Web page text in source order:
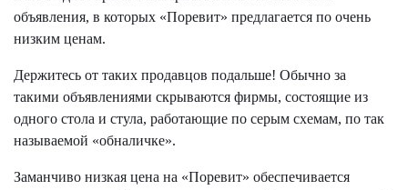
объявления, в которых «Поревит» предлагается по очень
низким ценам.
Держитесь от таких продавцов подальше! Обычно за
такими объявлениями скрываются фирмы, состоящие из
одного стола и стула, работающие по серым схемам, по так
называемой «обналичке».
Заманчиво низкая цена на «Поревит» обеспечивается